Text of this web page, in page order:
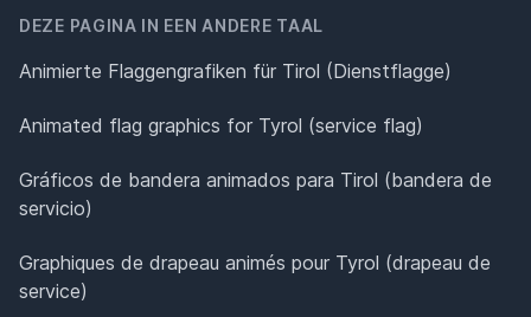
DEZE PAGINA IN EEN ANDERE TAAL
Animierte Flaggengrafiken für Tirol (Dienstflagge)
Animated flag graphics for Tyrol (service flag)
Gráficos de bandera animados para Tirol (bandera de
servicio)
Graphiques de drapeau animés pour Tyrol (drapeau de
service)